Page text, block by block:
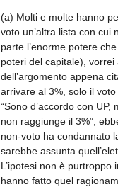
(a) Molti e molte hanno
voto un’altra lista con cui
parte l’enorme potere
poteri del capitale), vorrei
dell’argomento appena
arrivare al 3%, solo il
“Sono d’accordo con
non raggiunge il 3%”;
non-voto ha condannato
sarebbe assunta
L’ipotesi non è
hanno fatto quel